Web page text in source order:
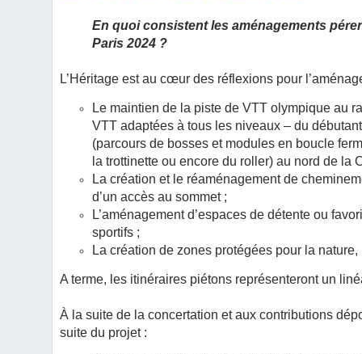
En quoi consistent les aménagements
Paris 2024 ?
L’Héritage est au cœur des réflexions pour
Le maintien de la piste de VTT olympique au
VTT adaptées à tous les niveaux – du
(parcours de bosses et modules en boucle
la trottinette ou encore du roller) au nord de la
La création et le réaménagement de
d’un accès au sommet ;
L’aménagement d’espaces de détente ou
sportifs ;
La création de zones protégées pour la
A terme, les itinéraires piétons représenteront un
À la suite de la concertation et aux contributions
suite du projet :